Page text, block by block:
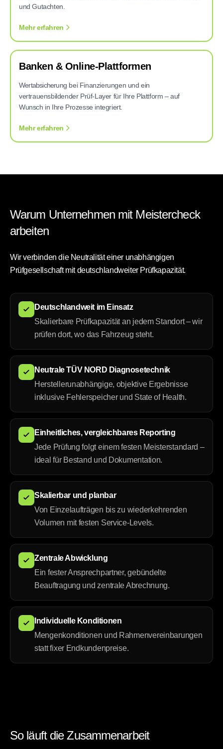
und Gutachten.
Mehr erfahren
Banken & Online-Plattformen
Wertabsicherung bei Finanzierungen und ein
vertrauensbildender Prüf-Layer für Ihre Plattform – auf
Wunsch in Ihre Prozesse integriert.
Mehr erfahren
Warum Unternehmen mit Meistercheck
arbeiten
Wir verbinden die Neutralität einer unabhängigen
Prüfgesellschaft mit deutschlandweiter Prüfkapazität.
Deutschlandweit im Einsatz
Skalierbare Prüfkapazität an jedem Standort – wir
prüfen dort, wo das Fahrzeug steht.
Neutrale TÜV NORD Diagnosetechnik
Herstellerunabhängige, objektive Ergebnisse
inklusive Fehlerspeicher und State of Health.
Einheitliches, vergleichbares Reporting
Jede Prüfung folgt einem festen Meisterstandard –
ideal für Bestand und Dokumentation.
Skalierbar und planbar
Von Einzelaufträgen bis zu wiederkehrenden
Volumen mit festen Service-Levels.
Zentrale Abwicklung
Ein fester Ansprechpartner, gebündelte
Beauftragung und zentrale Abrechnung.
Individuelle Konditionen
Mengenkonditionen und Rahmenvereinbarungen
statt fixer Endkundenpreise.
So läuft die Zusammenarbeit